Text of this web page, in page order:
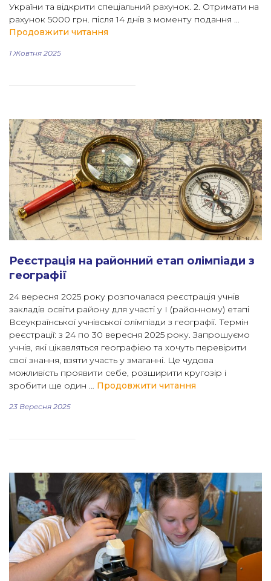
України та відкрити спеціальний рахунок. 2. Отримати на
рахунок 5000 грн. після 14 днів з моменту подання …
Продовжити читання
1 Жовтня 2025
Реєстрація на районний етап олімпіади з
географії
24 вересня 2025 року розпочалася реєстрація учнів
закладів освіти району для участі у І (районному) етапі
Всеукраїнської учнівської олімпіади з географії. Термін
реєстрації: з 24 по 30 вересня 2025 року. Запрошуємо
учнів, які цікавляться географією та хочуть перевірити
свої знання, взяти участь у змаганні. Це чудова
можливість проявити себе, розширити кругозір і
зробити ще один … Продовжити читання
23 Вересня 2025